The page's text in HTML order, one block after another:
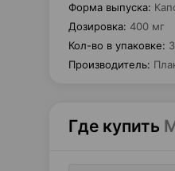
Форма выпуска:
Дозировка: 400 мг
Кол-во в упаковке:
Производитель:
Где купить